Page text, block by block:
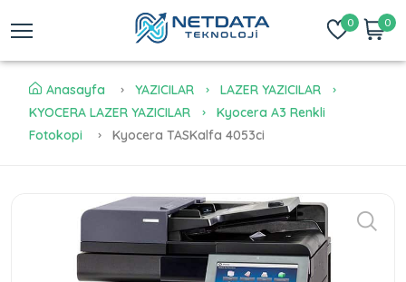
0 0
Anasayfa YAZICILAR
LAZER YAZICILAR
KYOCERA LAZER YAZICILAR
Kyocera A3 Renkli
Fotokopi
Kyocera TASKalfa 4053ci